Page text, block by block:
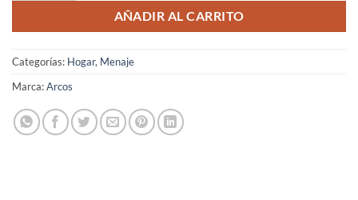
AÑADIR AL CARRITO
Categorías: Hogar, Menaje
Marca:Arcos